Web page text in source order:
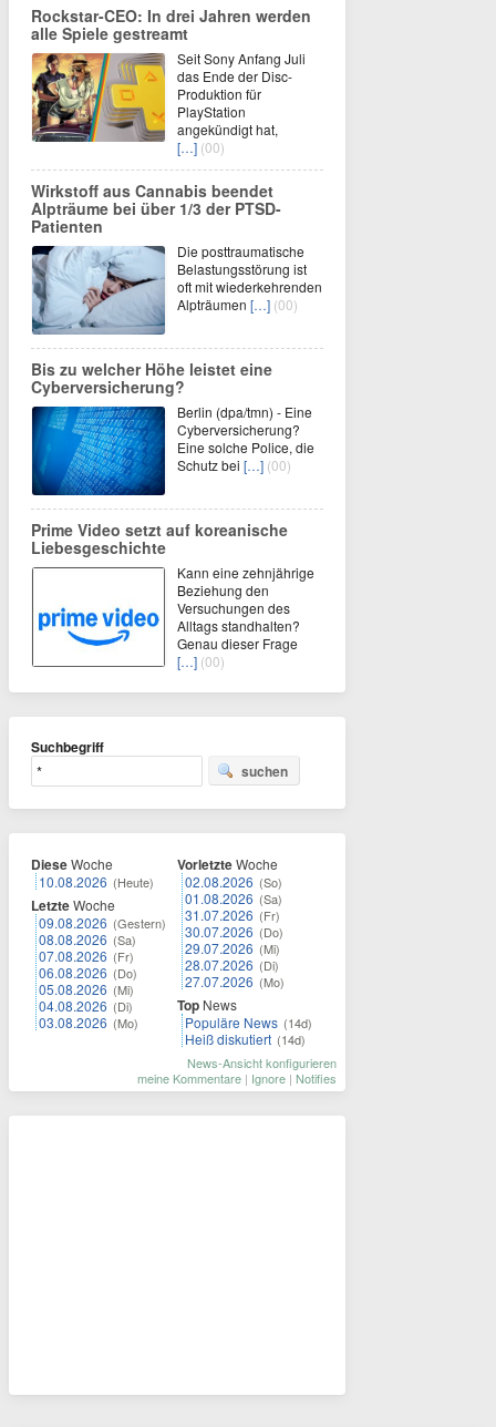
Rockstar-CEO: In drei Jahren werden
alle Spiele gestreamt
Seit Sony Anfang Juli
das Ende der Disc-
Produktion für
PlayStation
angekündigt hat,
[…] (00)
Wirkstoff aus Cannabis beendet
Alpträume bei über 1/3 der PTSD-
Patienten
Die posttraumatische
Belastungsstörung ist
oft mit wiederkehrenden
Alpträumen […] (00)
Bis zu welcher Höhe leistet eine
Cyberversicherung?
Berlin (dpa/tmn) - Eine
Cyberversicherung?
Eine solche Police, die
Schutz bei […] (00)
Prime Video setzt auf koreanische
Liebesgeschichte
Kann eine zehnjährige
Beziehung den
Versuchungen des
Alltags standhalten?
Genau dieser Frage
[…] (00)
Suchbegriff
suchen
DieseWoche
10.08.2026 (Heute)
LetzteWoche
09.08.2026 (Gestern)
08.08.2026 (Sa)
07.08.2026 (Fr)
06.08.2026 (Do)
05.08.2026 (Mi)
04.08.2026 (Di)
03.08.2026 (Mo)
VorletzteWoche
02.08.2026 (So)
01.08.2026 (Sa)
31.07.2026 (Fr)
30.07.2026 (Do)
29.07.2026 (Mi)
28.07.2026 (Di)
27.07.2026 (Mo)
Top News
Populäre News (14d)
Heiß diskutiert (14d)
News-Ansicht konfigurieren
meine Kommentare | Ignore | Notifies